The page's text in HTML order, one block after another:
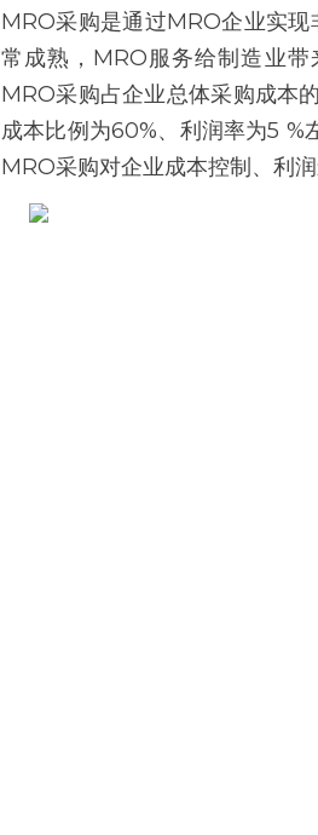
MRO采购是通过MRO企业实
常成熟，MRO服务给制造业带
MRO采购占企业总体采购成本
成本比例为60%、利润率为5 %
MRO采购对企业成本控制、利润